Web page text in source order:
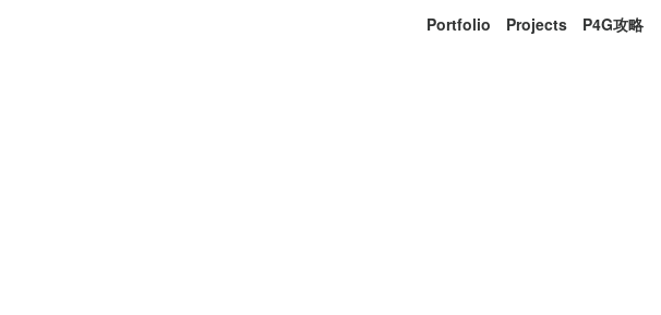
Portfolio Projects P4G攻略